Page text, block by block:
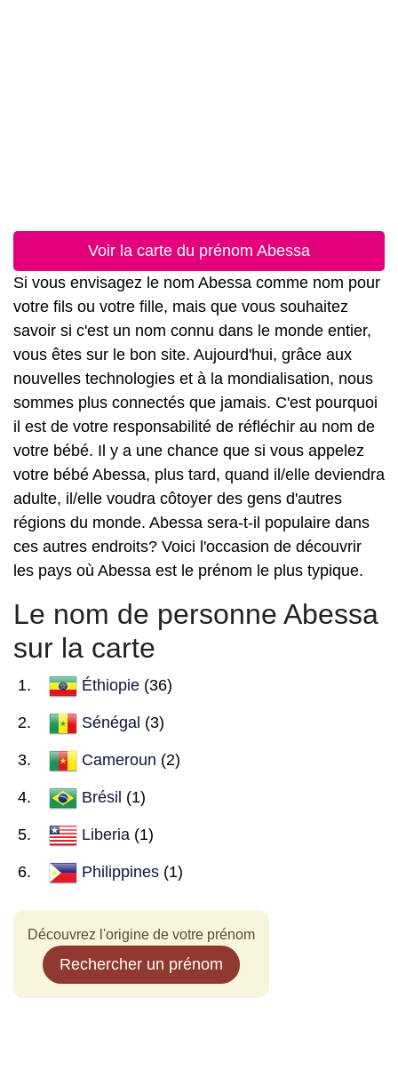
Voir la carte du prénom Abessa
Si vous envisagez le nom Abessa comme nom pour
votre fils ou votre fille, mais que vous souhaitez
savoir si c'est un nom connu dans le monde entier,
vous êtes sur le bon site. Aujourd'hui, grâce aux
nouvelles technologies et à la mondialisation, nous
sommes plus connectés que jamais. C'est pourquoi
il est de votre responsabilité de réfléchir au nom de
votre bébé. Il y a une chance que si vous appelez
votre bébé Abessa, plus tard, quand il/elle deviendra
adulte, il/elle voudra côtoyer des gens d'autres
régions du monde. Abessa sera-t-il populaire dans
ces autres endroits? Voici l'occasion de découvrir
les pays où Abessa est le prénom le plus typique.
Le nom de personne Abessa
sur la carte
Éthiopie (36)
Sénégal (3)
Cameroun (2)
Brésil (1)
Liberia (1)
Philippines (1)
Découvrez l'origine de votre prénom
Rechercher un prénom